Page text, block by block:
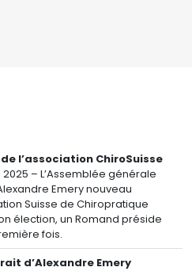
l’association ChiroSuisse
– L’Assemblée générale
Emery nouveau
Suisse de Chiropratique
élection, un Romand préside
fois.
d’Alexandre Emery